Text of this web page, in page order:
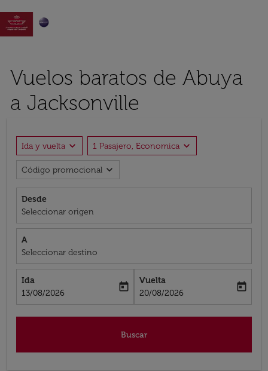

Vuelos baratos de Abuya
a Jacksonville
Ida y vuelta expand_more 1 Pasajero, Economica expand_more
Código promocional expand_more
Desde
Seleccionar origen
A
Seleccionar destino
Ida
fc-booking-departure-date-aria-label
13/08/2026
today
Vuelta
fc-booking-return-date-aria-label
20/08/2026
today
Buscar